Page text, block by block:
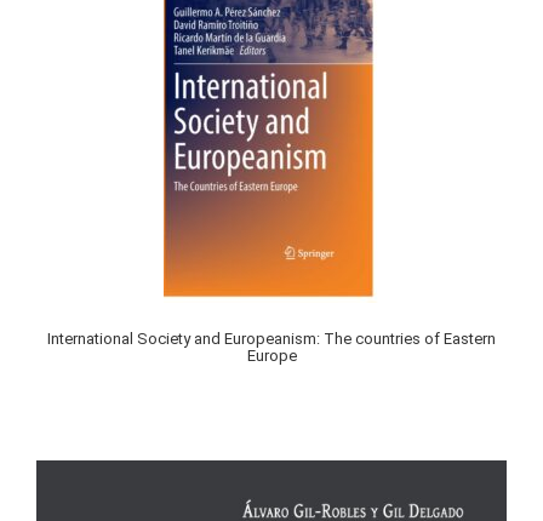
International Society and Europeanism: The countries of Eastern
Europe